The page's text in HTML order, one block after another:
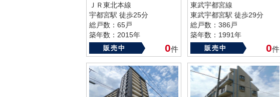
ＪＲ東北本線
宇都宮駅 徒歩25分
総戸数：65戸
築年数：2015年
販売中 0件
東武宇都宮線
東武宇都宮駅 徒歩29分
総戸数：386戸
築年数：1991年
販売中 0件